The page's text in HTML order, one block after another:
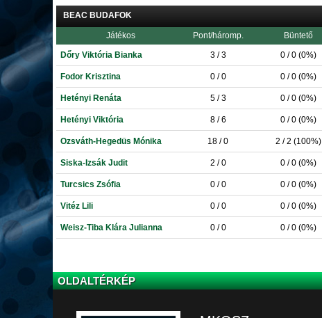
BEAC BUDAFOK
Játékos Pont/háromp. Büntető
Dőry Viktória Bianka
3 / 3 0 / 0 (0%)
Fodor Krisztina 0 / 0 0 / 0 (0%)
Hetényi Renáta 5 / 3 0 / 0 (0%)
Hetényi Viktória 8 / 6 0 / 0 (0%)
Ozsváth-Hegedüs Mónika 18 / 0 2 / 2 (100%)
Siska-Izsák Judit 2 / 0 0 / 0 (0%)
Turcsics Zsófia 0 / 0 0 / 0 (0%)
Vitéz Lili 0 / 0 0 / 0 (0%)
Weisz-Tiba Klára Julianna 0 / 0 0 / 0 (0%)
OLDALTÉRKÉP